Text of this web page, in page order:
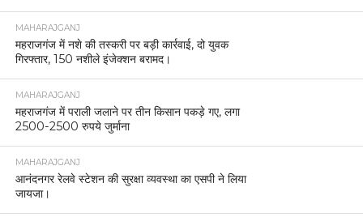
MAHARAJGANJ
महराजगंज में नशे की तस्करी पर बड़ी कार्रवाई, दो युवक
गिरफ्तार, 150 नशीले इंजेक्शन बरामद।
MAHARAJGANJ
महराजगंज में पराली जलाने पर तीन किसान पकड़े गए, लगा
2500-2500 रुपये जुर्माना
MAHARAJGANJ
आनंदनगर रेलवे स्टेशन की सुरक्षा व्यवस्था का एसपी ने लिया
जायजा।